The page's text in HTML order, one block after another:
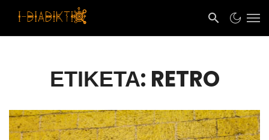
ΕΤΙΚΈΤΑ: RETRO